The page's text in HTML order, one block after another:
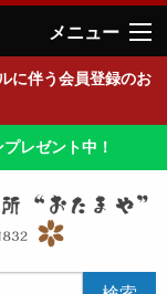
メニュー
に伴う会員登録のお
レゼント中！